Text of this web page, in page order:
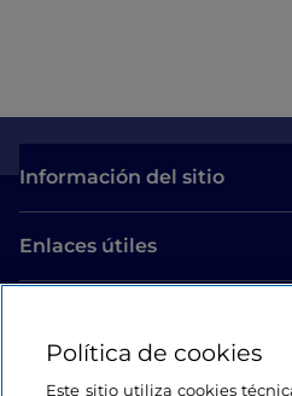
Información del sitio
Enlaces útiles
Estamos en contacto
Política de cookies
Este sitio utiliza cookies